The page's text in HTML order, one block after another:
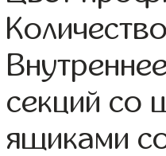
секций со
ящиками